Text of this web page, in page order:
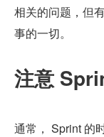
相关的问题，但
事的一切。
注意
通常， Sprint 的